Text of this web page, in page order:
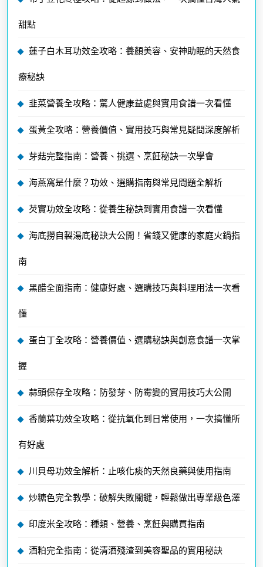
甜點
蓮子白木耳功效全攻略：養顏美容、安神助眠的天然食
療秘訣
韭菜營養全攻略：驚人健康益處與實用食譜一次看懂
蛋黃全攻略：營養價值、實用技巧與常見疑問深度解析
芽菇完整指南：營養、挑選、烹飪秘訣一次學會
海燕窩是什麼？功效、選購指南與常見問題全解析
芡實功效全攻略：從養生秘訣到實用食譜一次看懂
海底撈自製湯底秘訣大公開！省錢又健康的家庭火鍋指
南
黑醋全面指南：健康好處、選購技巧與料理用法一次看
懂
蛋白丁全攻略：營養價值、選購秘訣與創意食譜一次掌
握
蒜頭保存全攻略：防發芽、防霉變的實用技巧大公開
香蘭葉功效全攻略：從抗氧化到日常使用，一次搞懂所
有好處
川貝母功效全解析：止咳化痰的天然良藥與使用指南
炒糖色完全教學：破解失敗關鍵，輕鬆做出專業級色澤
印度米全攻略：種類、營養、烹飪與購買指南
酒粕完全指南：從清酒殘渣到美容聖品的實用秘訣